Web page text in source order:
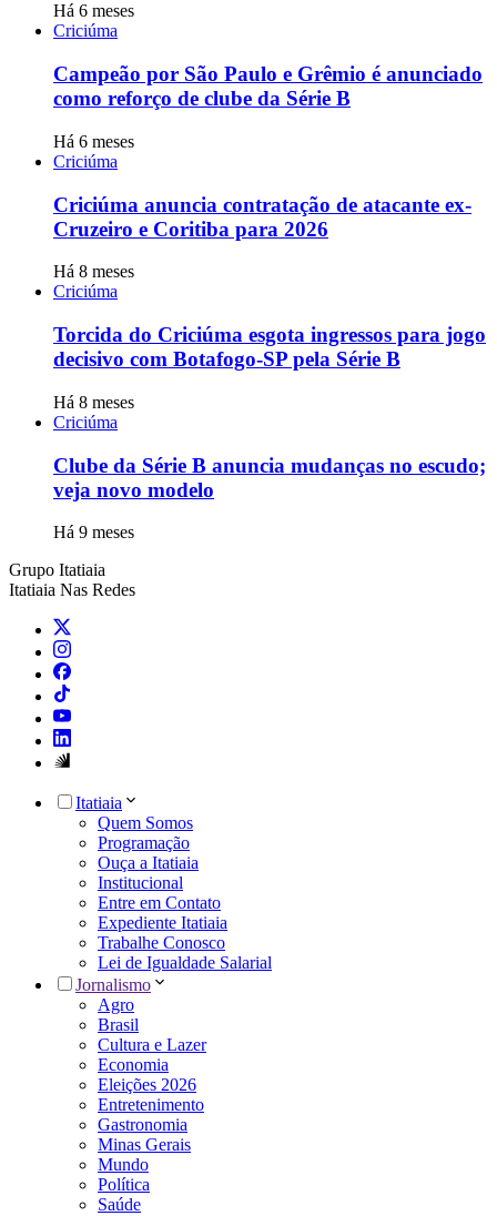
Há 6 meses
Criciúma
Campeão por São Paulo e Grêmio é anunciado
como reforço de clube da Série B
Há 6 meses
Criciúma
Criciúma anuncia contratação de atacante ex-
Cruzeiro e Coritiba para 2026
Há 8 meses
Criciúma
Torcida do Criciúma esgota ingressos para jogo
decisivo com Botafogo-SP pela Série B
Há 8 meses
Criciúma
Clube da Série B anuncia mudanças no escudo;
veja novo modelo
Há 9 meses
Grupo Itatiaia
Itatiaia Nas Redes
Itatiaia
Quem Somos
Programação
Ouça a Itatiaia
Institucional
Entre em Contato
Expediente Itatiaia
Trabalhe Conosco
Lei de Igualdade Salarial
Jornalismo
Agro
Brasil
Cultura e Lazer
Economia
Eleições 2026
Entretenimento
Gastronomia
Minas Gerais
Mundo
Política
Saúde